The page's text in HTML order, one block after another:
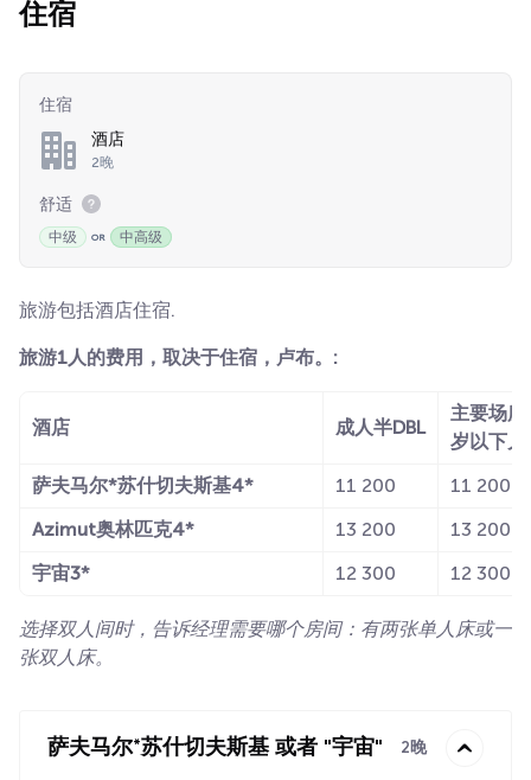
住宿
住宿
酒店
2晚
舒适
中级 中高级
旅游包括酒店住宿.
旅游1人的费用，取决于住宿，卢布。:
酒店 成人半DBL
主要场
岁以下儿
萨夫马尔*苏什切夫斯基4*
11 200
11 200
Azimut奥林匹克4*
13 200
13 200
宇宙3*
12 300 12 300
选择双人间时，告诉经理需要哪个房间：有两张单人床或一
张双人床。
萨夫马尔*苏什切夫斯基 或者 "宇宙" 2晚